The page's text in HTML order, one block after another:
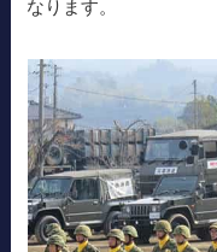
なります。